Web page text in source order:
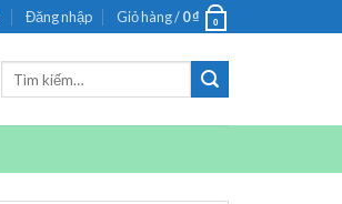
Đăng nhập Giỏ hàng /0₫ 0